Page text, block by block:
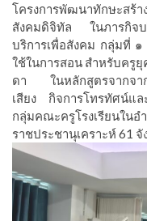
โครงการพัฒนาทักษะสร้า
สังคมดิจิทัล ในภารกิจบ
บริการเพื่อสังคม กลุ่มที่ ๑
ใช้ในการสอน สำหรับครู
ดา ในหลักสูตรจากจาก
เสียง กิจการโทรทัศน์แ
กลุ่มคณะครูโรงเรียนใน
ราชประชานุเคราะห์ 61 จั